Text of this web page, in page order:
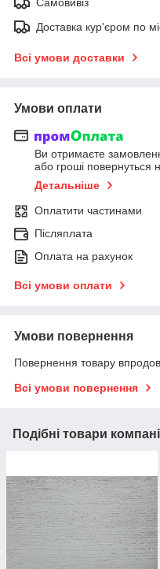
Доставка кур'єром по
Всі умови доставки
Умови оплати
Ви отримаєте
або гроші повернуться
Детальніше
Оплатити частинами
Післяплата
Оплата на рахунок
Всі умови оплати
Умови повернення
Повернення товару
Всі умови повернення
Подібні товари